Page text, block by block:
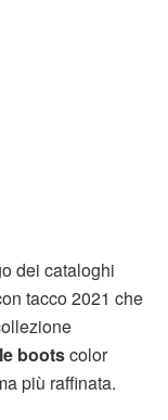
dei cataloghi
tacco 2021 che
bootscolor
più raffinata.